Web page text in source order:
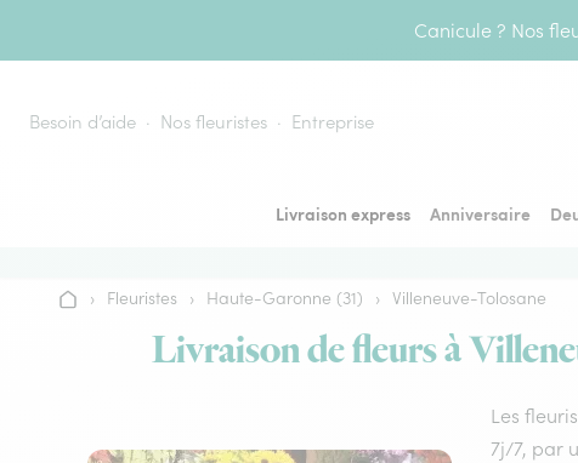
Canicule ? Nos
Besoin d’aide Nos fleuristes Entreprise
Livraison express Anniversaire
Accueil
› Fleuristes › Haute-Garonne (31) › Villeneuve-Tolosane
Livraison de fleurs à
Les
7j/7, par